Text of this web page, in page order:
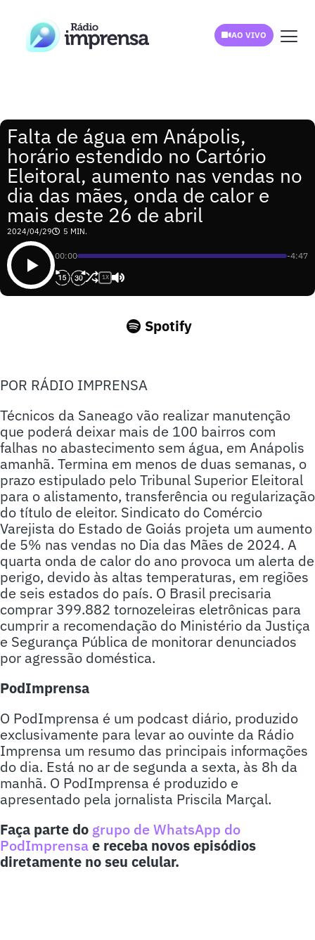
AO VIVO
Falta de água em Anápolis,
horário estendido no Cartório
Eleitoral, aumento nas vendas no
dia das mães, onda de calor e
mais deste 26 de abril
2024/04/29 5 MIN.
00:00 -4:47
1X
Spotify
POR RÁDIO IMPRENSA
Técnicos da Saneago vão realizar manutenção
que poderá deixar mais de 100 bairros com
falhas no abastecimento sem água, em Anápolis
amanhã. Termina em menos de duas semanas, o
prazo estipulado pelo Tribunal Superior Eleitoral
para o alistamento, transferência ou regularização
do título de eleitor. Sindicato do Comércio
Varejista do Estado de Goiás projeta um aumento
de 5% nas vendas no Dia das Mães de 2024. A
quarta onda de calor do ano provoca um alerta de
perigo, devido às altas temperaturas, em regiões
de seis estados do país. O Brasil precisaria
comprar 399.882 tornozeleiras eletrônicas para
cumprir a recomendação do Ministério da Justiça
e Segurança Pública de monitorar denunciados
por agressão doméstica.
PodImprensa
O PodImprensa é um podcast diário, produzido
exclusivamente para levar ao ouvinte da Rádio
Imprensa um resumo das principais informações
do dia. Está no ar de segunda a sexta, às 8h da
manhã. O PodImprensa é produzido e
apresentado pela jornalista Priscila Marçal.
Faça parte do grupo de WhatsApp do
PodImprensae receba novos episódios
diretamente no seu celular.